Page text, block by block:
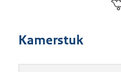
Kamerstuk